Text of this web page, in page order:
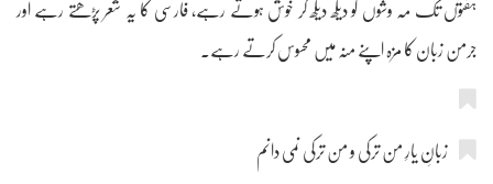
ہفتوں تک مہ وشوں کو دیکھ دیکھ کر خوش ہوتے رہے، فارسی کا یہ شعر پڑھتے رہے اور
جرمن زبان کا مزہ اپنے منہ میں محسوس کرتے رہے۔
زبانِ یارِ من ترکی و من ترکی نمی دانم